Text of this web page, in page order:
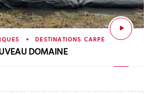
DESTINATIONS CARPE
DOMAINE